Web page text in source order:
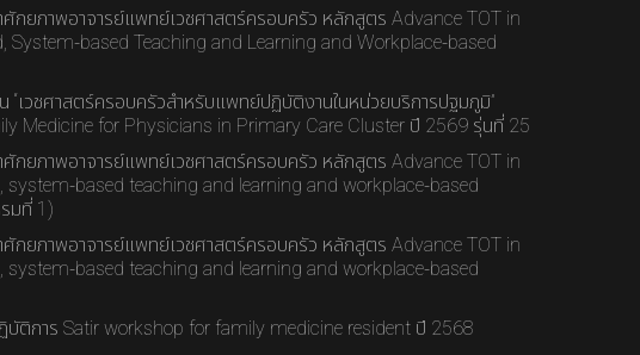
กยภาพอาจารย์แพทย์เวชศาสตร์ครอบครัว หลักสูตร Advance TOT in
based Teaching and Learning and Workplace-based
“เวชศาสตร์ครอบครัวสำหรับแพทย์ปฏิบัติงานในหน่วยบริการปฐมภูมิ”
Medicine for Physicians in Primary Care Cluster ปี 2569 รุ่นที่ 25
กยภาพอาจารย์แพทย์เวชศาสตร์ครอบครัว หลักสูตร Advance TOT in
based teaching and learning and workplace-based
มที่ 1)
กยภาพอาจารย์แพทย์เวชศาสตร์ครอบครัว หลักสูตร Advance TOT in
based teaching and learning and workplace-based
บัติการ Satir workshop for family medicine resident ปี 2568